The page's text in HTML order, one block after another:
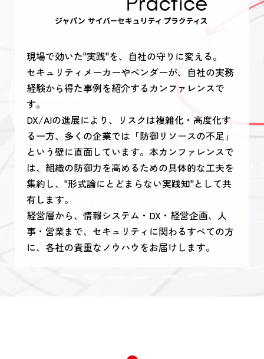
現場で効いた"実践"を、自社の守りに変える。
セキュリティメーカーやベンダーが、自社の実務
経験から得た事例を紹介するカンファレンスで
す。
DX/AIの進展により、リスクは複雑化・高度化す
る一方、多くの企業では「防御リソースの不足」
という壁に直面しています。本カンファレンスで
は、組織の防御力を高めるための具体的な工夫を
集約し、"形式論にとどまらない実践知"として共
有します。
経営層から、情報システム・DX・経営企画、人
事・営業まで、セキュリティに関わるすべての方
に、各社の貴重なノウハウをお届けします。